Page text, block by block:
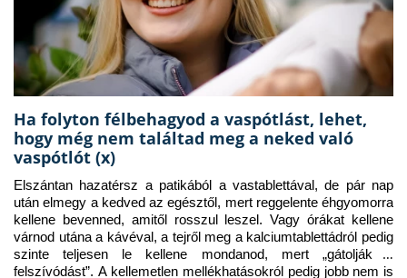
Ha folyton félbehagyod a vaspótlást, lehet,
hogy még nem találtad meg a neked való
vaspótlót (x)
Elszántan hazatérsz a patikából a vastablettával, de pár nap
után elmegy a kedved az egésztől, mert reggelente éhgyomorra
kellene bevenned, amitől rosszul leszel. Vagy órákat kellene
várnod utána a kávéval, a tejről meg a kalciumtablettádról pedig
szinte teljesen le kellene mondanod, mert „gátolják a
felszívódást”. A kellemetlen mellékhatásokról pedig jobb nem is